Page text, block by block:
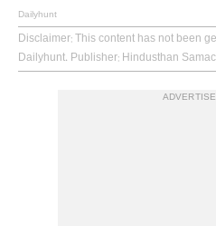
Dailyhunt
Disclaimer: This content has not been
Dailyhunt. Publisher: Hindusthan